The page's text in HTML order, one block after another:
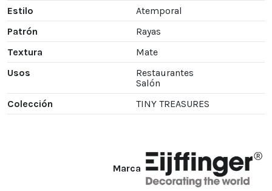
Estilo
Atemporal
Patrón
Rayas
Textura
Mate
Usos
Restaurantes
Salón
Colección
TINY TREASURES
Marca